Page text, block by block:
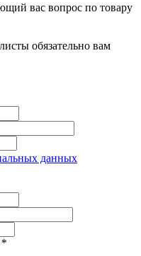
вас вопрос по товару
обязательно вам
данных
*